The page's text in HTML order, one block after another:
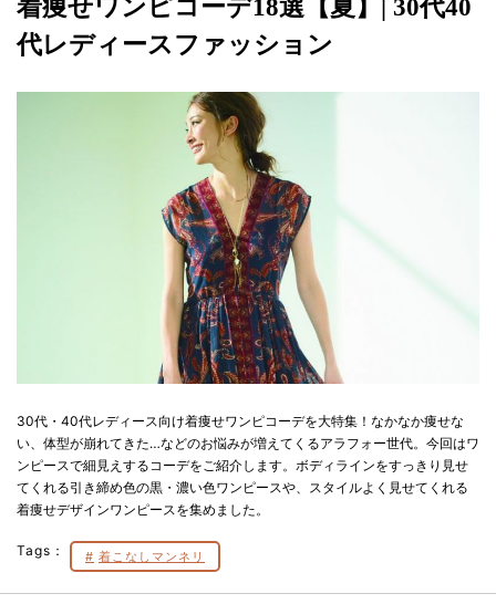
着痩せワンピコーデ18選【夏】| 30代40
代レディースファッション
30代・40代レディース向け着痩せワンピコーデを大特集！なかなか痩せな
い、体型が崩れてきた…などのお悩みが増えてくるアラフォー世代。今回はワ
ンピースで細見えするコーデをご紹介します。ボディラインをすっきり見せ
てくれる引き締め色の黒・濃い色ワンピースや、スタイルよく見せてくれる
着痩せデザインワンピースを集めました。
Tags： 着こなしマンネリ